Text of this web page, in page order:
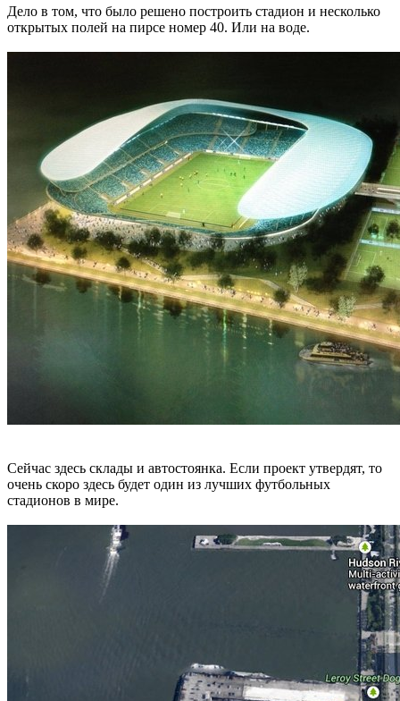
Дело в том, что было решено построить стадион и несколько
открытых полей на пирсе номер 40. Или на воде.
Сейчас здесь склады и автостоянка. Если проект утвердят, то
очень скоро здесь будет один из лучших футбольных
стадионов в мире.